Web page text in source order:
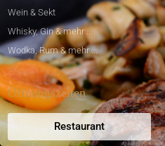
Wein & Sekt
Whisky, Gin & mehr ...
Wodka, Rum & mehr ...
Öffnungszeiten
Restaurant